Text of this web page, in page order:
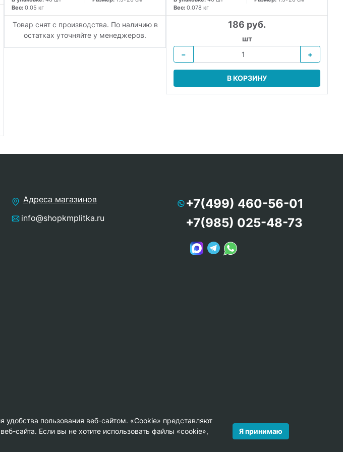
Вес: 0.05 кг
Товар снят с производства. По наличию в
остатках уточняйте у менеджеров.
Вес: 0.078 кг
186 руб.
шт
−
+
В КОРЗИНУ
Адреса магазинов
info@shopkmplitka.ru
+7(499) 460-56-01
+7(985) 025-48-73
пользования веб-сайтом. «Cookie» представляют
сайта. Если вы не хотите использовать файлы «cookie»,
Я принимаю